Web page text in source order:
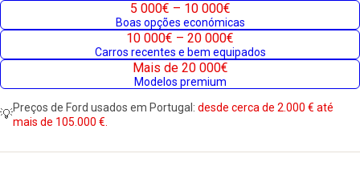
5 000€ – 10 000€
Boas opções económicas
10 000€ – 20 000€
Carros recentes e bem equipados
Mais de 20 000€
Modelos premium
💡Preços de Ford usados em Portugal: desde cerca de 2.000 € até
mais de 105.000 €.